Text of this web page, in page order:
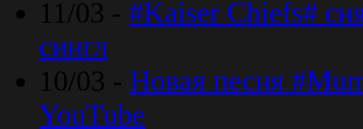
11/03 - #Kaiser Chiefs#
сингл
10/03 - Новая песня
YouTube